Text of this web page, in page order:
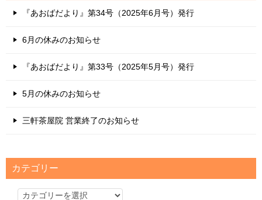
『あおばだより』第34号（2025年6月号）発行
6月の休みのお知らせ
『あおばだより』第33号（2025年5月号）発行
5月の休みのお知らせ
三軒茶屋院 営業終了のお知らせ
カテゴリー
カ